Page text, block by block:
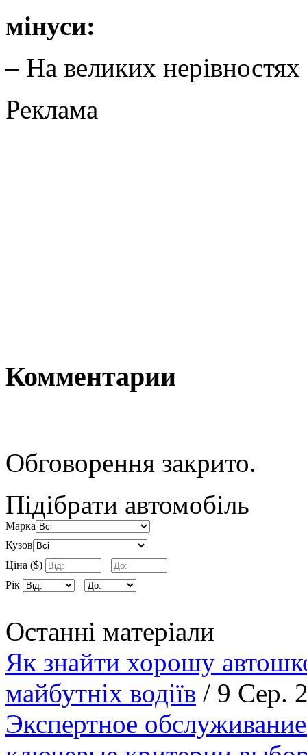
мінуси:
– На великих
Реклама
Комментарии
Обговорення закрито.
Підібрати автомобіль
Марка
Кузов
Ціна ($)
Рік
Останні матеріали
Як знайти хорошу
майбутніх водіїв / 9 Сер.
Экспертное